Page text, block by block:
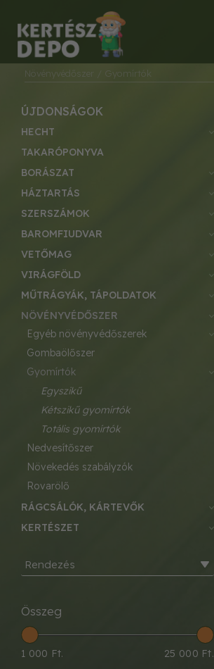
Növényvédőszer / Gyomírtók
ÚJDONSÁGOK
HECHT
TAKARÓPONYVA
BORÁSZAT
HÁZTARTÁS
SZERSZÁMOK
BAROMFIUDVAR
VETŐMAG
VIRÁGFÖLD
MŰTRÁGYÁK, TÁPOLDATOK
NÖVÉNYVÉDŐSZER
egyéb növényvédőszerek
gombaölőszer
gyomírtók
egyszikű
kétszikű gyomírtók
totális gyomírtók
nedvesítőszer
növekedés szabályzók
rovarölő
RÁGCSÁLÓK, KÁRTEVŐK
KERTÉSZET
Rendezés
Összeg
1 000 Ft. 25 000 Ft.